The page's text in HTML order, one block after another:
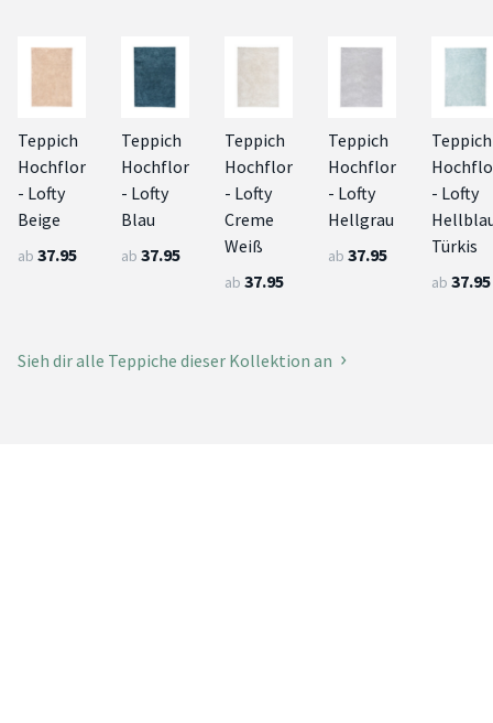
Teppich
Hochflor
- Lofty
Beige
ab 37.95
Teppich
Hochflor
- Lofty
Blau
ab 37.95
Teppich
Hochflor
- Lofty
Creme
Weiß
ab 37.95
Teppich
Hochflor
- Lofty
Hellgrau
ab 37.95
Teppich
- Lofty
Türkis
ab 37.95
Sieh dir alle Teppiche dieser Kollektion an